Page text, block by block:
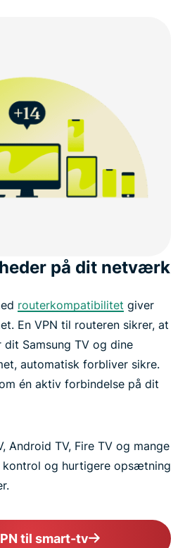
på dit netværk
routerkompatibilitet giver
En VPN til routeren sikrer, at
dit Samsung TV og dine
automatisk forbliver sikre.
én aktiv forbindelse på dit
Android TV, Fire TV og mange
og hurtigere opsætning
til smart-tv